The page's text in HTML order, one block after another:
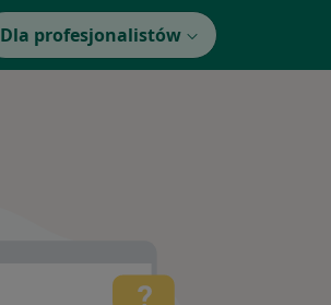
Dla profesjonalistów